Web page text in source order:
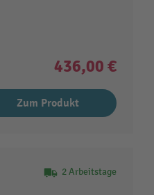
436,00 €
Zum Produkt
2 Arbeitstage